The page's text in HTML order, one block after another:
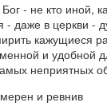
- не кто иной,
- даже в церкви -
кажущиеся
и удобной
неприятных
и ревнив